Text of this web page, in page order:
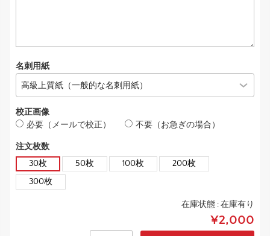
名刺用紙
校正画像
必要（メールで校正）
不要（お急ぎの場合）
注文枚数
30枚
50枚 100枚
200枚
300枚
在庫状態 :在庫有り
¥2,000